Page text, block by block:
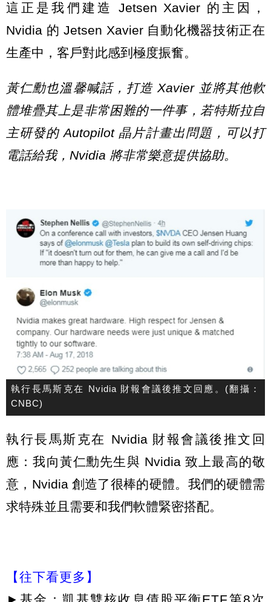
這正是我們建造 Jetsen Xavier 的主因，
Nvidia 的 Jetsen Xavier 自動化機器技術正在
生產中，客戶對此感到極度振奮。
黃仁勳也溫馨喊話，打造 Xavier 並將其他軟
體堆疊其上是非常困難的一件事，若特斯拉自
主研發的 Autopilot 晶片計畫出問題，可以打
電話給我，Nvidia 將非常樂意提供協助。
執行長馬斯克在 Nvidia 財報會議後推文回應。(翻攝：
CNBC)
執行長馬斯克在 Nvidia 財報會議後推文回
應：我向黃仁勳先生與 Nvidia 致上最高的敬
意，Nvidia 創造了很棒的硬體。我們的硬體需
求特殊並且需要和我們軟體緊密搭配。
【往下看更多】